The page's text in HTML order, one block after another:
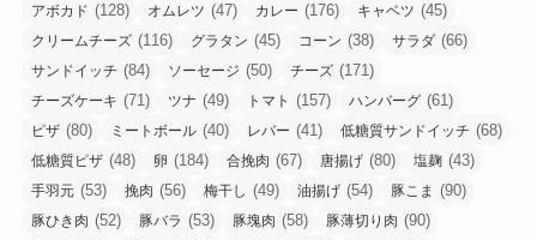
アボカド (128) オムレツ (47) カレー (176) キャベツ (45)
クリームチーズ (116) グラタン (45) コーン (38) サラダ (66)
サンドイッチ (84) ソーセージ (50) チーズ (171)
チーズケーキ (71) ツナ (49) トマト (157) ハンバーグ (61)
ピザ (80) ミートボール (40) レバー (41) 低糖質サンドイッチ (68)
低糖質ピザ (48) 卵 (184) 合挽肉 (67) 唐揚げ (80) 塩麹 (43)
手羽元 (53) 挽肉 (56) 梅干し (49) 油揚げ (54) 豚こま (90)
豚ひき肉 (52) 豚バラ (53) 豚塊肉 (58) 豚薄切り肉 (90)